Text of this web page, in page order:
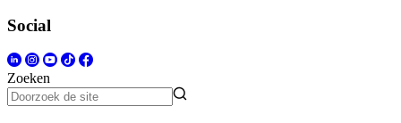
Social
Zoeken